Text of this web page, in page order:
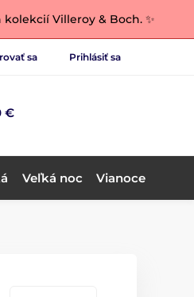
Villeroy & Boch. ✨
sa Prihlásiť sa
€
Veľká noc Vianoce